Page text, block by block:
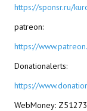
GTA 5
Kingdoms of
Neverwinter
Sacred Ice &
https://sponsr.ru/
patreon:
https://
Donationalerts:
https://
WebMoney: